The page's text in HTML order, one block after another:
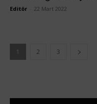
Editör 22 Mart 2022
1 2 3